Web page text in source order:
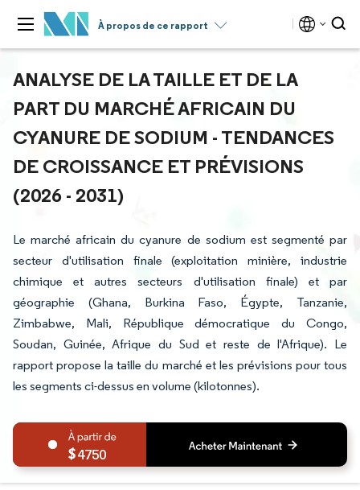
À propos de ce rapport
ANALYSE DE LA TAILLE ET DE LA
PART DU MARCHÉ AFRICAIN DU
CYANURE DE SODIUM - TENDANCES
DE CROISSANCE ET PRÉVISIONS
(2026 - 2031)
Le marché africain du cyanure de sodium est segmenté par
secteur d'utilisation finale (exploitation minière, industrie
chimique et autres secteurs d'utilisation finale) et par
géographie (Ghana, Burkina Faso, Égypte, Tanzanie,
Zimbabwe, Mali, République démocratique du Congo,
Soudan, Guinée, Afrique du Sud et reste de l'Afrique). Le
rapport propose la taille du marché et les prévisions pour tous
les segments ci-dessus en volume (kilotonnes).
4750